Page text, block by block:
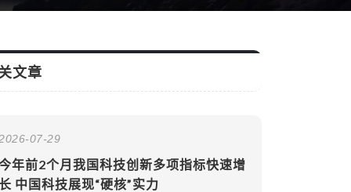
文章
07-29
年前2个月我国科技创新多项指标快速增
中国科技展现“硬核”实力